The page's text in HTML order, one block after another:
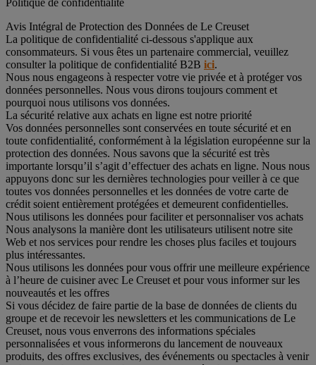
Politique de confidentialité
Avis Intégral de Protection des Données de Le Creuset
La politique de confidentialité ci-dessous s'applique aux
consommateurs. Si vous êtes un partenaire commercial, veuillez
consulter la politique de confidentialité B2B ici.
Nous nous engageons à respecter votre vie privée et à protéger vos
données personnelles. Nous vous dirons toujours comment et
pourquoi nous utilisons vos données.
La sécurité relative aux achats en ligne est notre priorité
Vos données personnelles sont conservées en toute sécurité et en
toute confidentialité, conformément à la législation européenne sur la
protection des données. Nous savons que la sécurité est très
importante lorsqu’il s’agit d’effectuer des achats en ligne. Nous nous
appuyons donc sur les dernières technologies pour veiller à ce que
toutes vos données personnelles et les données de votre carte de
crédit soient entièrement protégées et demeurent confidentielles.
Nous utilisons les données pour faciliter et personnaliser vos achats
Nous analysons la manière dont les utilisateurs utilisent notre site
Web et nos services pour rendre les choses plus faciles et toujours
plus intéressantes.
Nous utilisons les données pour vous offrir une meilleure expérience
à l’heure de cuisiner avec Le Creuset et pour vous informer sur les
nouveautés et les offres
Si vous décidez de faire partie de la base de données de clients du
groupe et de recevoir les newsletters et les communications de Le
Creuset, nous vous enverrons des informations spéciales
personnalisées et vous informerons du lancement de nouveaux
produits, des offres exclusives, des événements ou spectacles à venir